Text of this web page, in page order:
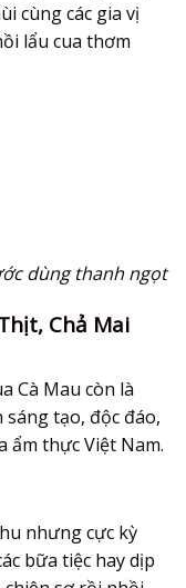
cùng các gia vị
lẩu cua thơm
dùng thanh ngọt
Chả Mai
Cà Mau còn là
tạo, độc đáo,
ẩm thực Việt Nam.
nhưng cực kỳ
bữa tiệc hay dịp